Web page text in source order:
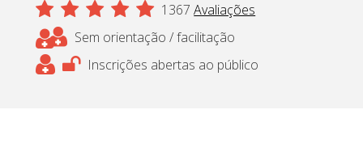
1367 Avaliações
Sem orientação / facilitação
Inscrições abertas ao público